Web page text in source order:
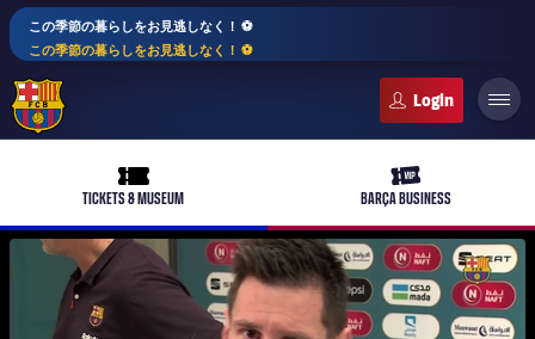
この季節の暮らしをお見逃しなく！ ⚽️
この季節の暮らしをお見逃しなく！ ⚽️
ticket-full
TICKETS & MUSEUM
ticket-vip
BARÇA BUSINESS
PLUSICON
LABEL.ARIA.PLUS